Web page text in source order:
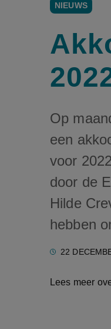
NIEUWS
Op
een
voor
door de
Hilde
hebben
22
Lees meer